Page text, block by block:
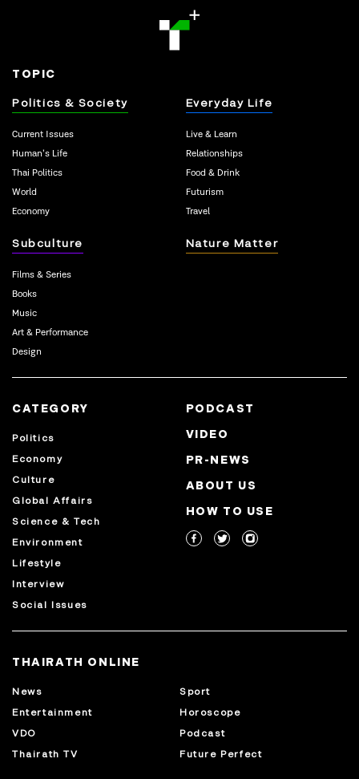
TOPIC
Politics & Society
Current Issues
Human’s Life
Thai Politics
World
Economy
Everyday Life
Live & Learn
Relationships
Food & Drink
Futurism
Travel
Subculture
Films & Series
Books
Music
Art & Performance
Design
Nature Matter
CATEGORY
Politics
Economy
Culture
Global Affairs
Science & Tech
Environment
Lifestyle
Interview
Social Issues
PODCAST
VIDEO
PR-NEWS
ABOUT US
HOW TO USE
THAIRATH ONLINE
News
Sport
Entertainment
Horoscope
VDO
Podcast
Thairath TV
Future Perfect